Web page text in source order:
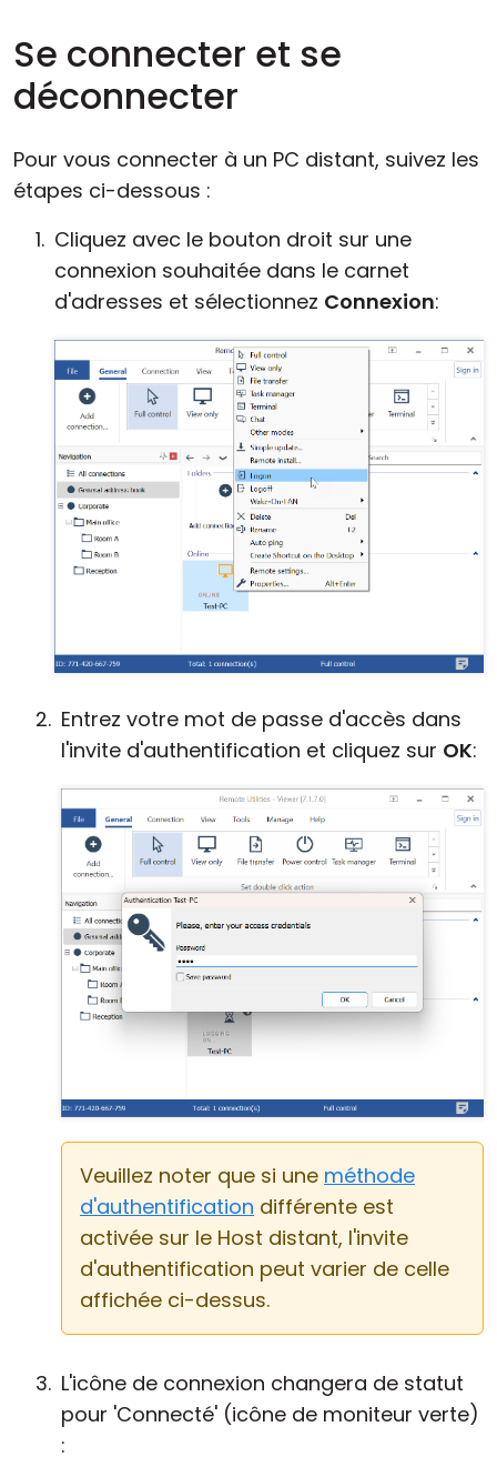
Se connecter et se
déconnecter
Pour vous connecter à un PC distant, suivez les
étapes ci-dessous :
Cliquez avec le bouton droit sur une
connexion souhaitée dans le carnet
d'adresses et sélectionnez Connexion:
Entrez votre mot de passe d'accès dans
l'invite d'authentification et cliquez sur OK:
Veuillez noter que si une méthode
d'authentification différente est
activée sur le Host distant, l'invite
d'authentification peut varier de celle
affichée ci-dessus.
L'icône de connexion changera de statut
pour 'Connecté' (icône de moniteur verte)
: